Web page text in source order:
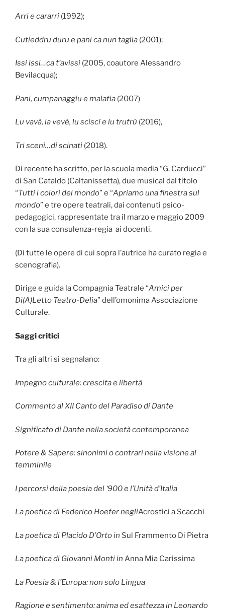
Arri e cararri (1992);
Cutieddru duru e pani ca nun taglia (2001);
Issi issi…ca t’avissi (2005, coautore Alessandro
Bevilacqua);
Pani, cumpanaggiu e malatia (2007)
Lu vavà, la vevè, lu sciscì e lu trutrù (2016),
Tri sceni…di scinati (2018).
Di recente ha scritto, per la scuola media “G. Carducci”
di San Cataldo (Caltanissetta), due musical dal titolo
“Tutti i colori del mondo” e “Apriamo una finestra sul
mondo” e tre opere teatrali, dai contenuti psico-
pedagogici, rappresentate tra il marzo e maggio 2009
con la sua consulenza-regia ai docenti.
(Di tutte le opere di cui sopra l’autrice ha curato regia e
scenografia).
Dirige e guida la Compagnia Teatrale “Amici per
Di(A)Letto Teatro-Delia” dell’omonima Associazione
Culturale.
Saggi critici
Tra gli altri si segnalano:
Impegno culturale: crescita e libertà
Commento al XII Canto del Paradiso di Dante
Significato di Dante nella società contemporanea
Potere & Sapere: sinonimi o contrari nella visione al
femminile
I percorsi della poesia del ‘900 e l’Unità d’Italia
La poetica di Federico Hoefer negliAcrostici a Scacchi
La poetica di Placido D’Orto in Sul Frammento Di Pietra
La poetica di Giovanni Monti in Anna Mia Carissima
La Poesia & l’Europa: non solo Lingua
Ragione e sentimento: anima ed esattezza in Leonardo